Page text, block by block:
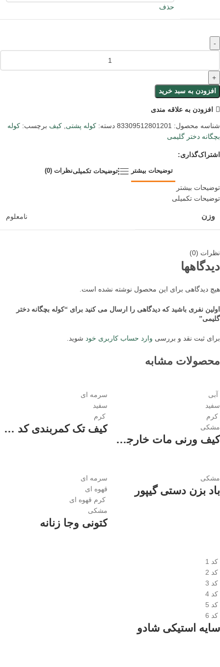
حذف
افزودن به سبد خرید
افزودن به علاقه مندی
شناسه محصول: 83309512801201 دسته: کوله پشتی, کیف برچسب: کوله
بچگانه دختر گلیمی
اشتراک‌گذاری:
توضیحات بیشتر توضیحات تکمیلینظرات (0)
توضیحات بیشتر
توضیحات تکمیلی
وزن نامعلوم
نظرات (0)
دیدگاهها
هیچ دیدگاهی برای این محصول نوشته نشده است.
اولین نفری باشید که دیدگاهی را ارسال می کنید برای “کوله بچگانه دختر
گلیمی”
برای ثبت نقد و بررسی وارد حساب کاربری خود شوید.
محصولات مشابه
آبی
سفید
کرم
مشکی
کیف ورنی مات خارجی زنانه
سرمه ای
سفید
کرم
کیف تک کمربندی کد 3408 زنانه
مشکی
باد بزن دستی گیپور
سرمه ای
قهوه ای
کرم قهوه ای
مشکی
کتونی وجا زنانه
کد 1
کد 2
کد 3
کد 4
کد 5
کد 6
سایه استیکی شادو